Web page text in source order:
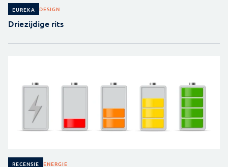
EUREKA DESIGN
Driezijdige rits
RECENSIE ENERGIE